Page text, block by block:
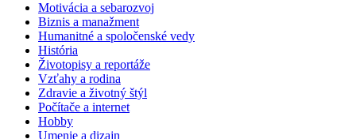
Motivácia a sebarozvoj
Biznis a manažment
Humanitné a spoločenské vedy
História
Životopisy a reportáže
Vzťahy a rodina
Zdravie a životný štýl
Počítače a internet
Hobby
Umenie a dizajn